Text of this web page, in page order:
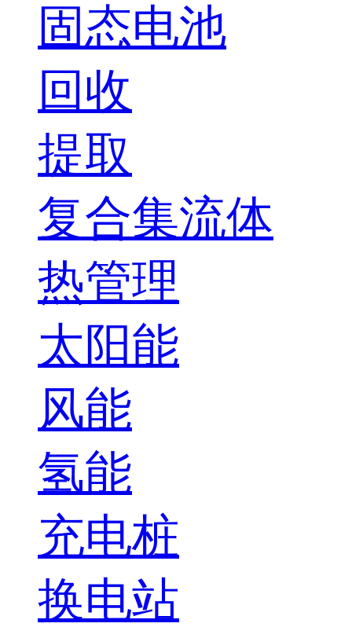
固态电池
回收
提取
复合集流体
热管理
太阳能
风能
氢能
充电桩
换电站